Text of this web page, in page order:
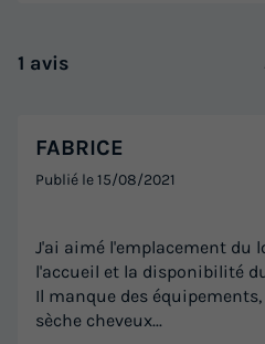
1 avis
FABRICE
Publié le15/08/2021
J'ai aimé l'emplacement du
l'accueil et la disponibilité
Il manque des
sèche cheveux...